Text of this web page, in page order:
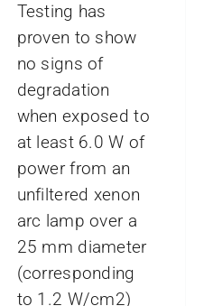
Testing has
proven to show
no signs of
degradation
when exposed to
at least 6.0 W of
power from an
unfiltered xenon
arc lamp over a
25 mm diameter
(corresponding
to 1.2 W/cm2)